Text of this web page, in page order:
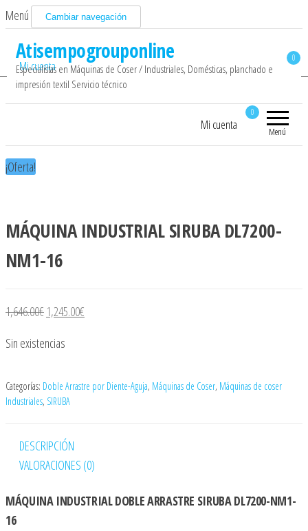
Menú Cambiar navegación
Atisempogrouponline
Especialistas en Máquinas de Coser / Industriales, Domésticas, planchado e
impresión textil Servicio técnico
0
Mi cuenta
Menú
0
Mi cuenta
¡Oferta!
MÁQUINA INDUSTRIAL SIRUBA DL7200-
NM1-16
1,646.00€ El precio original era: 1,646.00€.
1,245.00€
Sin existencias
Categorías: Doble Arrastre por Diente-Aguja, Máquinas de Coser, Máquinas de coser
Industriales, SIRUBA
DESCRIPCIÓN
VALORACIONES (0)
MÁQUINA INDUSTRIAL DOBLE ARRASTRE SIRUBA DL7200-NM1-
16